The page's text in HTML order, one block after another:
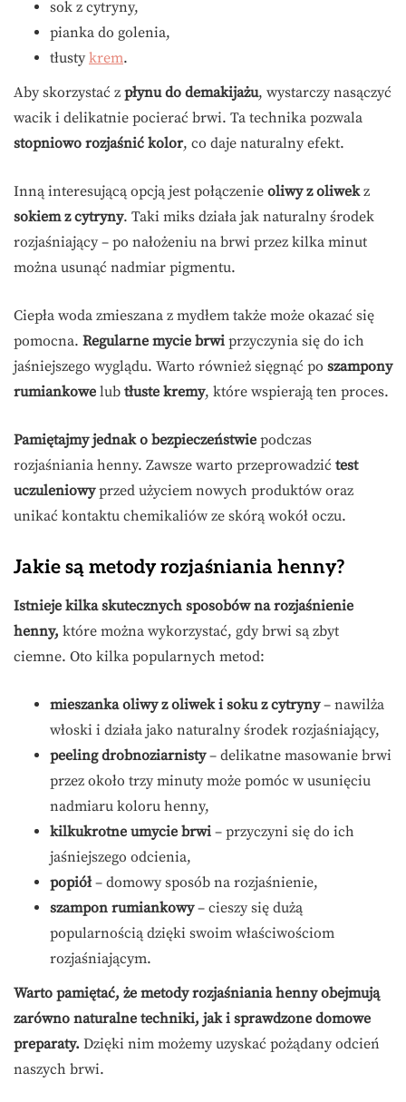
sok z cytryny,
pianka do golenia,
tłusty krem.
Aby skorzystać z płynu do demakijażu, wystarczy nasączyć
wacik i delikatnie pocierać brwi. Ta technika pozwala
stopniowo rozjaśnić kolor, co daje naturalny efekt.
Inną interesującą opcją jest połączenie oliwy z oliwekz
sokiem z cytryny. Taki miks działa jak naturalny środek
rozjaśniający – po nałożeniu na brwi przez kilka minut
można usunąć nadmiar pigmentu.
Ciepła woda zmieszana z mydłem także może okazać się
pomocna. Regularne mycie brwi przyczynia się do ich
jaśniejszego wyglądu. Warto również sięgnąć po szampony
rumiankowe lub tłuste kremy, które wspierają ten proces.
Pamiętajmy jednak o bezpieczeństwie podczas
rozjaśniania henny. Zawsze warto przeprowadzić test
uczuleniowyprzed użyciem nowych produktów oraz
unikać kontaktu chemikaliów ze skórą wokół oczu.
Jakie są metody rozjaśniania henny?
Istnieje kilka skutecznych sposobów na rozjaśnienie
henny, które można wykorzystać, gdy brwi są zbyt
ciemne. Oto kilka popularnych metod:
mieszanka oliwy z oliwek i soku z cytryny– nawilża
włoski i działa jako naturalny środek rozjaśniający,
peeling drobnoziarnisty– delikatne masowanie brwi
przez około trzy minuty może pomóc w usunięciu
nadmiaru koloru henny,
kilkukrotne umycie brwi – przyczyni się do ich
jaśniejszego odcienia,
popiół – domowy sposób na rozjaśnienie,
szampon rumiankowy– cieszy się dużą
popularnością dzięki swoim właściwościom
rozjaśniającym.
Warto pamiętać, że metody rozjaśniania henny obejmują
zarówno naturalne techniki, jak i sprawdzone domowe
preparaty. Dzięki nim możemy uzyskać pożądany odcień
naszych brwi.